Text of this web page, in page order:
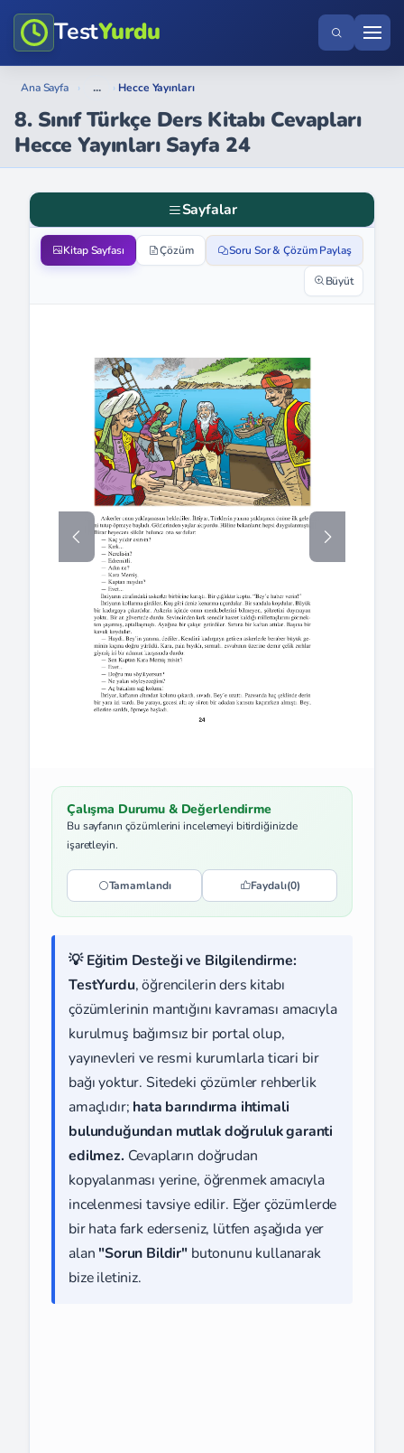
TestYurdu
Ana Sayfa › ... › Hecce Yayınları
8. Sınıf Türkçe Ders Kitabı Cevapları
Hecce Yayınları Sayfa 24
Sayfalar
Kitap Sayfası Çözüm Soru Sor & Çözüm Paylaş
Büyüt
Çalışma Durumu & Değerlendirme
Bu sayfanın çözümlerini incelemeyi bitirdiğinizde
işaretleyin.
Tamamlandı Faydalı(0)
💡 Eğitim Desteği ve Bilgilendirme:
TestYurdu, öğrencilerin ders kitabı
çözümlerinin mantığını kavraması amacıyla
kurulmuş bağımsız bir portal olup,
yayınevleri ve resmi kurumlarla ticari bir
bağı yoktur. Sitedeki çözümler rehberlik
amaçlıdır; hata barındırma ihtimali
bulunduğundan mutlak doğruluk garanti
edilmez. Cevapların doğrudan
kopyalanması yerine, öğrenmek amacıyla
incelenmesi tavsiye edilir. Eğer çözümlerde
bir hata fark ederseniz, lütfen aşağıda yer
alan "Sorun Bildir" butonunu kullanarak
bize iletiniz.